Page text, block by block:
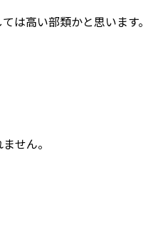
は高い部類かと思います。
せん。